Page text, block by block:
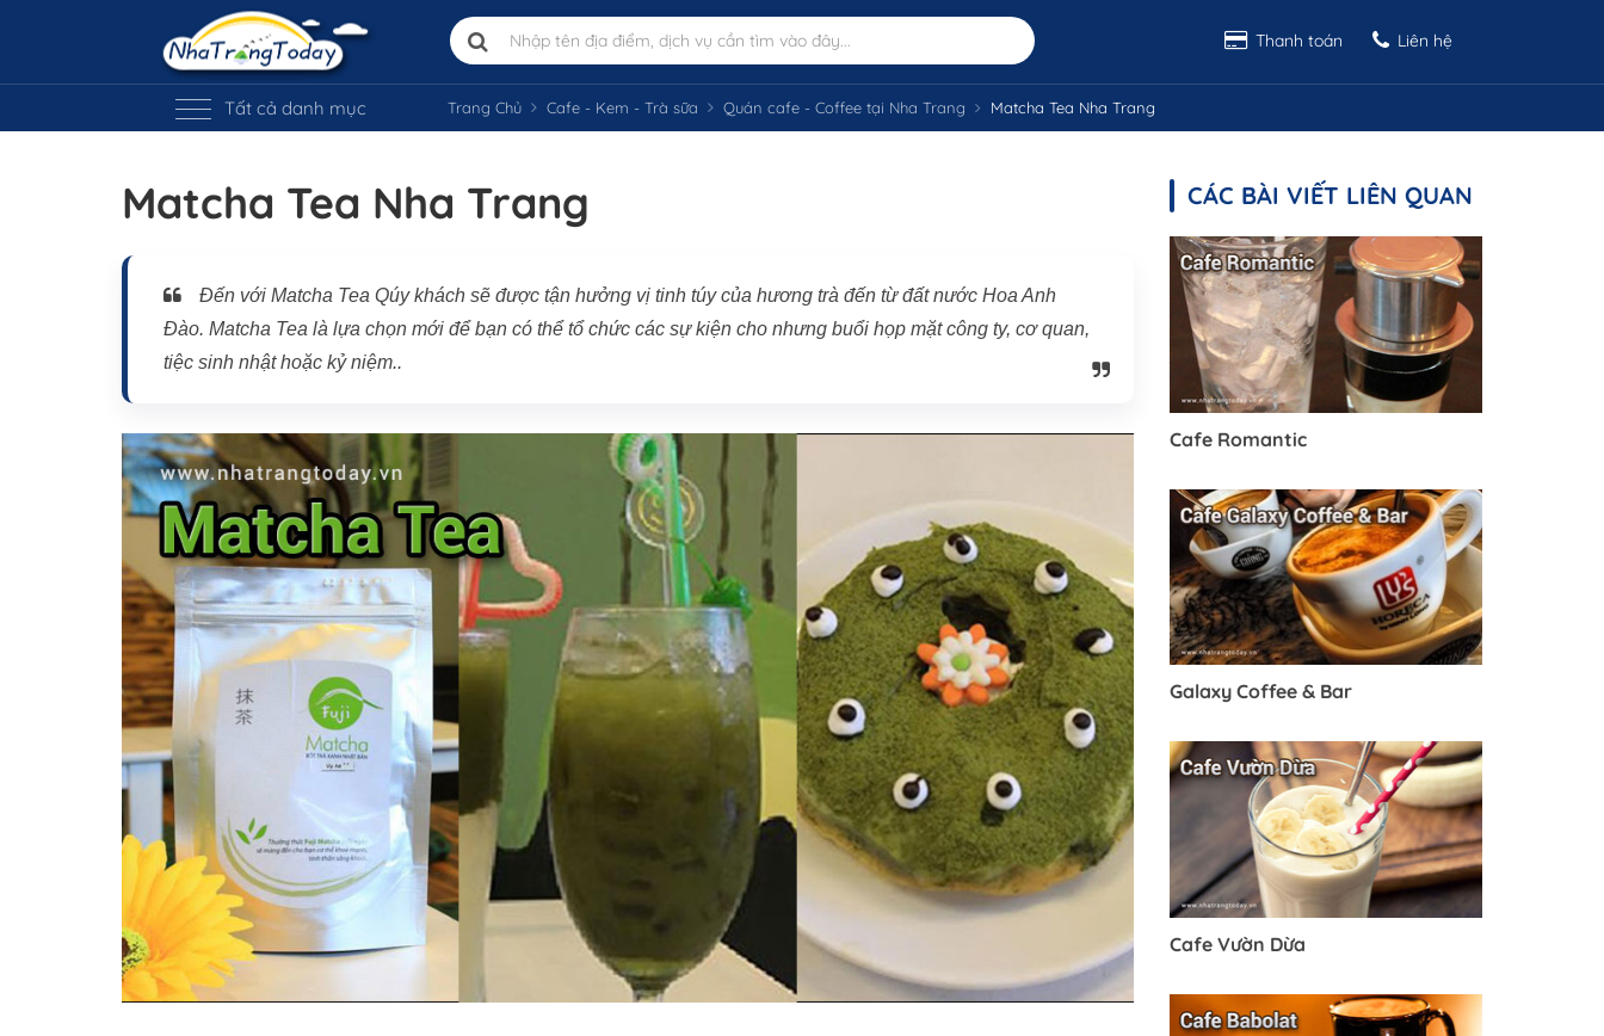
Thanh toán Liên hệ
Tất cả danh mục Trang Chủ Cafe - Kem - Trà sữa Quán cafe - Coffee tại Nha Trang Matcha Tea Nha Trang
Matcha Tea Nha Trang
Đến với Matcha Tea Qúy khách sẽ được tận hưởng vị tinh túy của hương trà đến từ đất nước Hoa Anh
Đào. Matcha Tea là lựa chọn mới để bạn có thể tổ chức các sự kiện cho nhưng buổi họp mặt công ty, cơ quan,
tiệc sinh nhật hoặc kỷ niệm..
Vị trí trên bản đồ
CÁC BÀI VIẾT LIÊN QUAN
Cafe Romantic
Galaxy Coffee & Bar
Cafe Vườn Dừa